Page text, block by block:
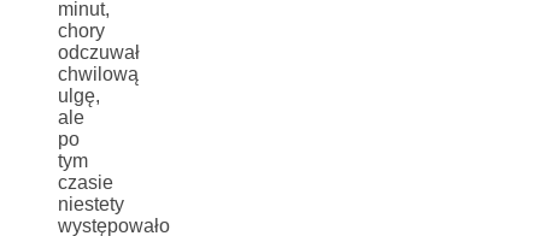
minut,
chory
odczuwał
chwilową
ulgę,
ale
po
tym
czasie
niestety
występowało